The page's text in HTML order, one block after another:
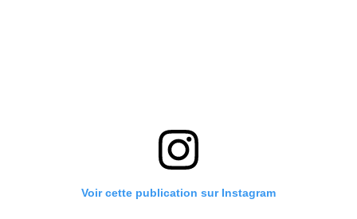
Voir cette publication sur Instagram